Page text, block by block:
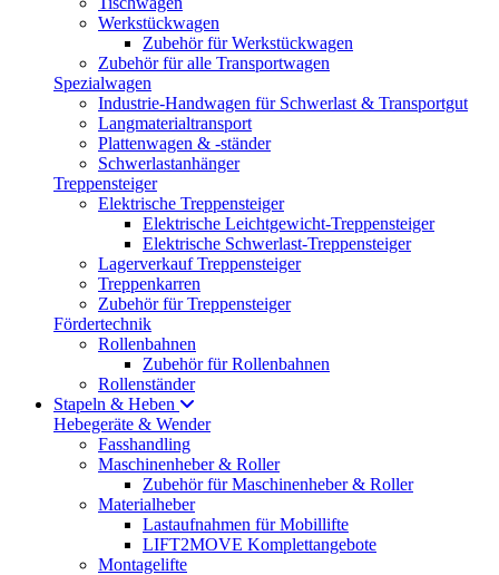
Werkstückwagen
Zubehör für Werkstückwagen
Zubehör für alle Transportwagen
Spezialwagen
Industrie-Handwagen für Schwerlast & Transportgut
Langmaterialtransport
Plattenwagen & -ständer
Schwerlastanhänger
Treppensteiger
Elektrische Treppensteiger
Elektrische Leichtgewicht-Treppensteiger
Elektrische Schwerlast-Treppensteiger
Lagerverkauf Treppensteiger
Treppenkarren
Zubehör für Treppensteiger
Fördertechnik
Rollenbahnen
Zubehör für Rollenbahnen
Rollenständer
Stapeln & Heben
Hebegeräte & Wender
Fasshandling
Maschinenheber & Roller
Zubehör für Maschinenheber & Roller
Materialheber
Lastaufnahmen für Mobillifte
LIFT2MOVE Komplettangebote
Montagelifte